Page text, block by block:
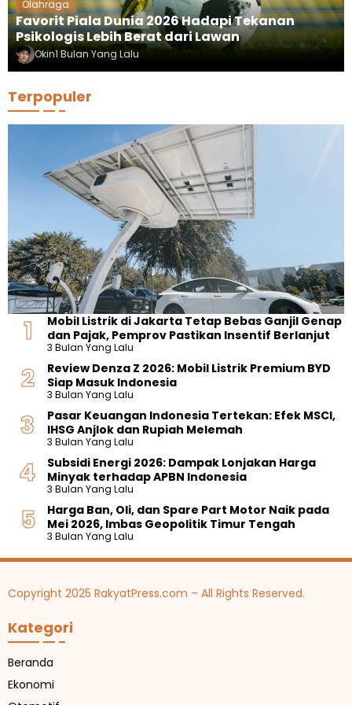
Olahraga
Favorit Piala Dunia 2026 Hadapi Tekanan
Psikologis Lebih Berat dari Lawan
Okin1 Bulan Yang Lalu
Terpopuler
Mobil Listrik di Jakarta Tetap Bebas Ganjil Genap
dan Pajak, Pemprov Pastikan Insentif Berlanjut
3 Bulan Yang Lalu
Review Denza Z 2026: Mobil Listrik Premium BYD
Siap Masuk Indonesia
3 Bulan Yang Lalu
Pasar Keuangan Indonesia Tertekan: Efek MSCI,
IHSG Anjlok dan Rupiah Melemah
3 Bulan Yang Lalu
Subsidi Energi 2026: Dampak Lonjakan Harga
Minyak terhadap APBN Indonesia
3 Bulan Yang Lalu
Harga Ban, Oli, dan Spare Part Motor Naik pada
Mei 2026, Imbas Geopolitik Timur Tengah
3 Bulan Yang Lalu
Copyright 2025 RakyatPress.com – All Rights Reserved.
Kategori
Beranda
Ekonomi